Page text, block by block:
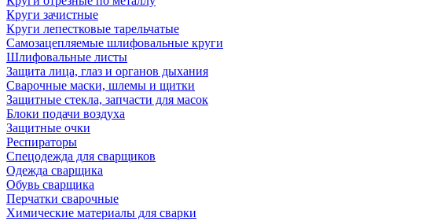
Круги зачистные
Круги лепестковые тарельчатые
Самозацепляемые шлифовальные круги
Шлифовальные листы
Защита лица, глаз и органов дыхания
Сварочные маски, шлемы и щитки
Защитные стекла, запчасти для масок
Блоки подачи воздуха
Защитные очки
Респираторы
Спецодежда для сварщиков
Одежда сварщика
Обувь сварщика
Перчатки сварочные
Химические материалы для сварки